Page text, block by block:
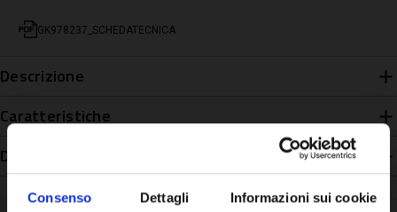
Consenso Dettagli Informazioni sui cookie
GK978237_SCHEDATECNICA
Descrizione
Caratteristiche
Disponibilità